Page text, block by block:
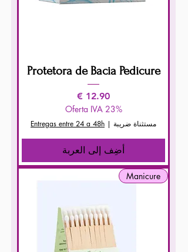
Protetora de Bacia Pedicure
السعر
Oferta IVA 23%
مستثناة ضريبة |
Entregas entre 24 a 48h
أضِف إلى العربة
Manicure